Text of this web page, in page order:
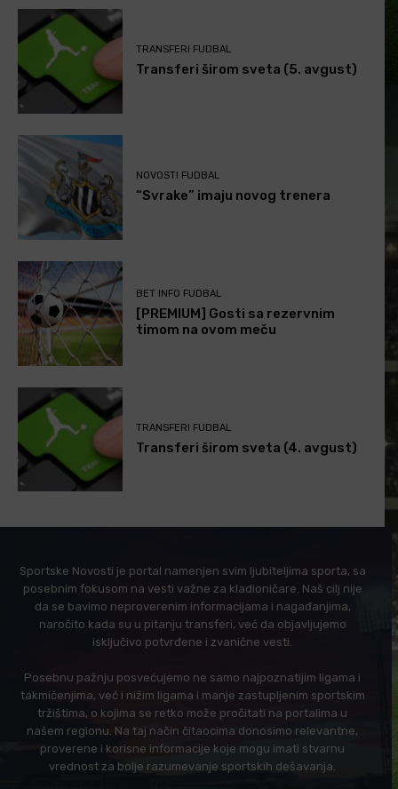
TRANSFERI FUDBAL
Transferi širom sveta (5. avgust)
NOVOSTI FUDBAL
“Svrake” imaju novog trenera
BET INFO FUDBAL
[PREMIUM] Gosti sa rezervnim
timom na ovom meču
TRANSFERI FUDBAL
Transferi širom sveta (4. avgust)
Sportske Novosti je portal namenjen svim ljubiteljima sporta, sa
posebnim fokusom na vesti važne za kladioničare. Naš cilj nije
da se bavimo neproverenim informacijama i nagađanjima,
naročito kada su u pitanju transferi, već da objavljujemo
isključivo potvrđene i zvanične vesti.
Posebnu pažnju posvećujemo ne samo najpoznatijim ligama i
takmičenjima, već i nižim ligama i manje zastupljenim sportskim
tržištima, o kojima se retko može pročitati na portalima u
našem regionu. Na taj način čitaocima donosimo relevantne,
proverene i korisne informacije koje mogu imati stvarnu
vrednost za bolje razumevanje sportskih dešavanja.